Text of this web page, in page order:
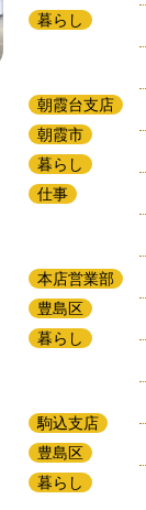
暮らし
朝霞台支店
朝霞市
暮らし
仕事
本店営業部
豊島区
暮らし
駒込支店
豊島区
暮らし